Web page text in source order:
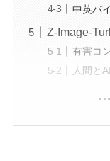
中英バ
Z-Image-
有害コ
人間と